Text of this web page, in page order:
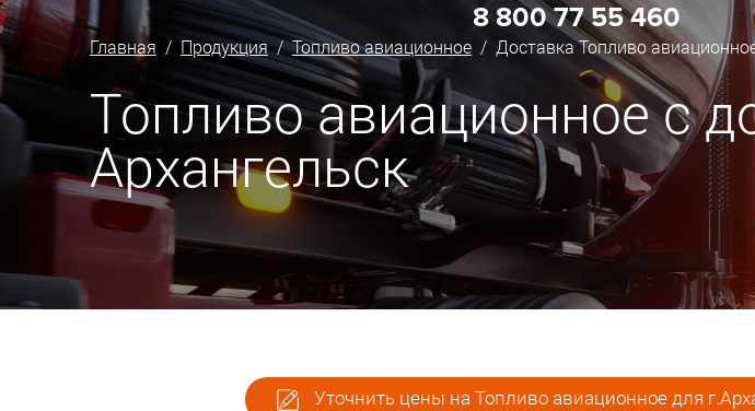
8 800 77 55 460
Главная / Продукция/Топливо авиационное / Доставка Топливо
Топливо авиационное с
Архангельск
Уточнить цены на Топливо авиационное для